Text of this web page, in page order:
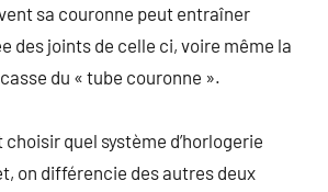
sa couronne peut entraîner
des joints de celle ci, voire même la
du « tube couronne ».
quel système d’horlogerie
on différencie des autres deux